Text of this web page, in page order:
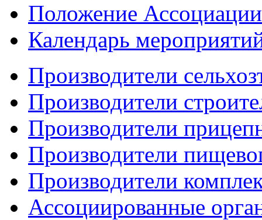
Положение
Календарь
Производители
Производители
Производители
Производители
Производители
Ассоциированные